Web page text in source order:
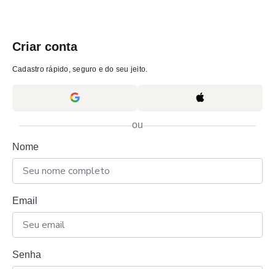
Criar conta
Cadastro rápido, seguro e do seu jeito.
ou
Nome
Email
Senha